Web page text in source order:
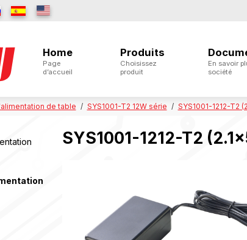
Home
Page
d’accueil
Produits
Choisissez
produit
En savoir
société
de table SYS1001-T2 12W série SYS1001-1212-T2
SYS1001-1212-T2